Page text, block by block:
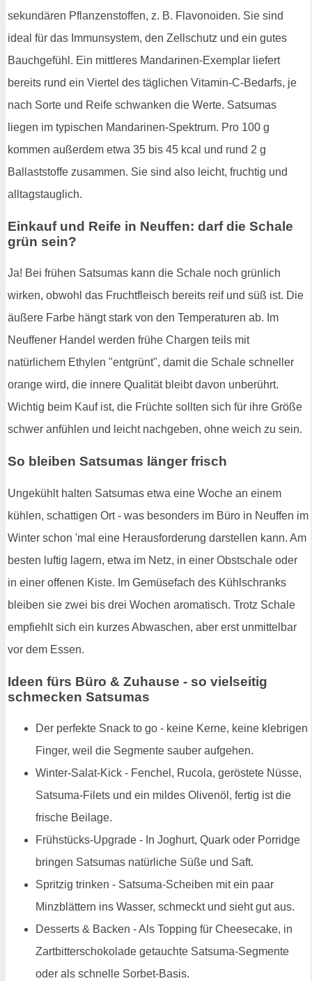
sekundären Pflanzenstoffen, z. B. Flavonoiden. Sie sind
ideal für das Immunsystem, den Zellschutz und ein gutes
Bauchgefühl. Ein mittleres Mandarinen-Exemplar liefert
bereits rund ein Viertel des täglichen Vitamin-C-Bedarfs, je
nach Sorte und Reife schwanken die Werte. Satsumas
liegen im typischen Mandarinen-Spektrum. Pro 100 g
kommen außerdem etwa 35 bis 45 kcal und rund 2 g
Ballaststoffe zusammen. Sie sind also leicht, fruchtig und
alltagstauglich.
Einkauf und Reife in Neuffen: darf die Schale
grün sein?
Ja! Bei frühen Satsumas kann die Schale noch grünlich
wirken, obwohl das Fruchtfleisch bereits reif und süß ist. Die
äußere Farbe hängt stark von den Temperaturen ab. Im
Neuffener Handel werden frühe Chargen teils mit
natürlichem Ethylen "entgrünt", damit die Schale schneller
orange wird, die innere Qualität bleibt davon unberührt.
Wichtig beim Kauf ist, die Früchte sollten sich für ihre Größe
schwer anfühlen und leicht nachgeben, ohne weich zu sein.
So bleiben Satsumas länger frisch
Ungekühlt halten Satsumas etwa eine Woche an einem
kühlen, schattigen Ort - was besonders im Büro in Neuffen im
Winter schon 'mal eine Herausforderung darstellen kann. Am
besten luftig lagern, etwa im Netz, in einer Obstschale oder
in einer offenen Kiste. Im Gemüsefach des Kühlschranks
bleiben sie zwei bis drei Wochen aromatisch. Trotz Schale
empfiehlt sich ein kurzes Abwaschen, aber erst unmittelbar
vor dem Essen.
Ideen fürs Büro & Zuhause - so vielseitig
schmecken Satsumas
Der perfekte Snack to go - keine Kerne, keine klebrigen
Finger, weil die Segmente sauber aufgehen.
Winter-Salat-Kick - Fenchel, Rucola, geröstete Nüsse,
Satsuma-Filets und ein mildes Olivenöl, fertig ist die
frische Beilage.
Frühstücks-Upgrade - In Joghurt, Quark oder Porridge
bringen Satsumas natürliche Süße und Saft.
Spritzig trinken - Satsuma-Scheiben mit ein paar
Minzblättern ins Wasser, schmeckt und sieht gut aus.
Desserts & Backen - Als Topping für Cheesecake, in
Zartbitterschokolade getauchte Satsuma-Segmente
oder als schnelle Sorbet-Basis.